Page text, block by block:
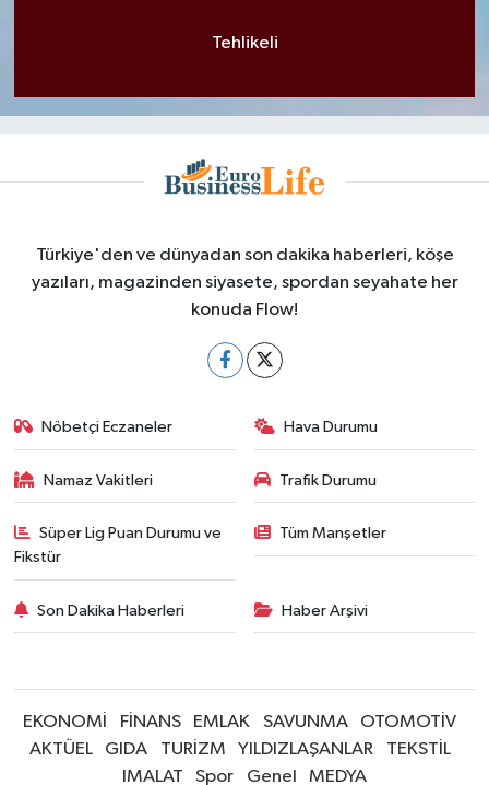
Tehlikeli
Türkiye'den ve dünyadan son dakika haberleri, köşe
yazıları, magazinden siyasete, spordan seyahate her
konuda Flow!
Nöbetçi Eczaneler Hava Durumu
Namaz Vakitleri Trafik Durumu
Süper Lig Puan Durumu ve
Fikstür
Tüm Manşetler
Son Dakika Haberleri Haber Arşivi
EKONOMİ FİNANS EMLAK SAVUNMA
OTOMOTİV
AKTÜEL
GIDA TURİZM YILDIZLAŞANLAR
TEKSTİL
IMALAT
Spor Genel MEDYA